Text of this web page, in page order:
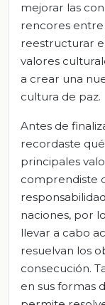
mejorar las
rencores entre
reestructurar
valores
a crear una
cultura de paz.
Antes de
recordaste
principales
comprendiste
naciones, por
llevar a cabo
resuelvan los
consecución.
en sus formas